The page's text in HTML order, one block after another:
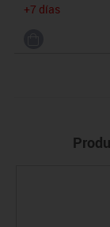
+7 días